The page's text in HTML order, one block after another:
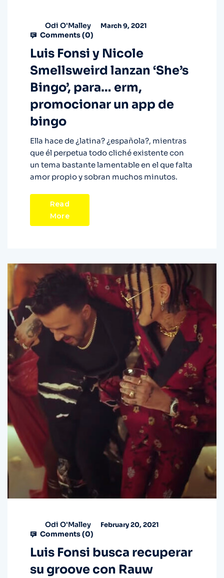
Odi O'Malley March 9, 2021
Comments (0)
Luis Fonsi y Nicole
Smellsweird lanzan ‘She’s
Bingo’, para… erm,
promocionar un app de
bingo
Ella hace de ¿latina? ¿española?, mientras
que él perpetua todo cliché existente con
un tema bastante lamentable en el que falta
amor propio y sobran muchos minutos.
Read
More
Odi O'Malley February 20, 2021
Comments (0)
Luis Fonsi busca recuperar
su groove con Rauw